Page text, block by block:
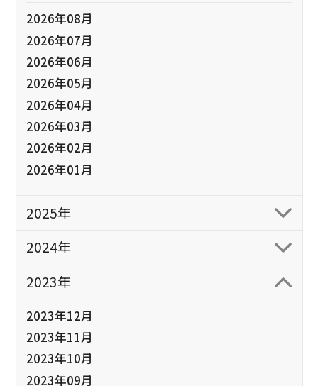
2026年08月
2026年07月
2026年06月
2026年05月
2026年04月
2026年03月
2026年02月
2026年01月
2025年
2024年
2023年
2023年12月
2023年11月
2023年10月
2023年09月